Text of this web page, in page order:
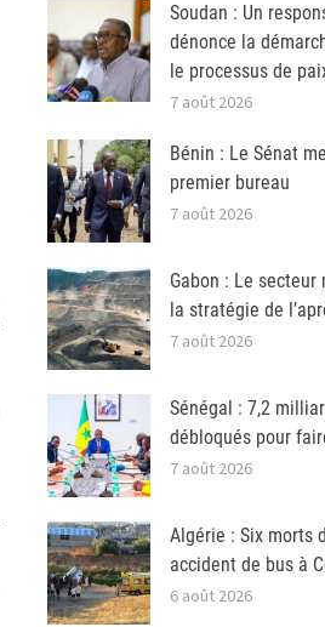
Soudan : Un
dénonce la
le processus de
7 août 2026
Bénin : Le Sénat
premier bureau
7 août 2026
Gabon : Le
la stratégie de
7 août 2026
Sénégal : 7,2
débloqués pour
7 août 2026
Algérie : Six morts
accident de bus à
6 août 2026